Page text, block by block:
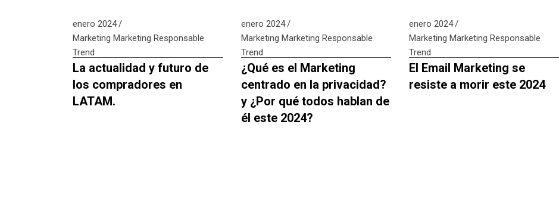
enero 2024
Marketing Marketing Responsable
Trend
La actualidad y futuro de
los compradores en
LATAM.
enero 2024
Marketing Marketing Responsable
Trend
¿Qué es el Marketing
centrado en la privacidad?
y ¿Por qué todos hablan de
él este 2024?
enero 2024
Marketing Marketing Responsable
Trend
El Email Marketing se
resiste a morir este 2024